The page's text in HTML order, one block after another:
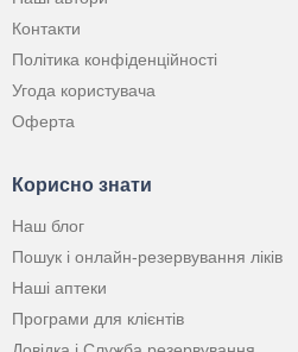
Контакти
Політика конфіденційності
Угода користувача
Оферта
Корисно знати
Наш блог
Пошук і онлайн-резервування ліків
Наші аптеки
Програми для клієнтів